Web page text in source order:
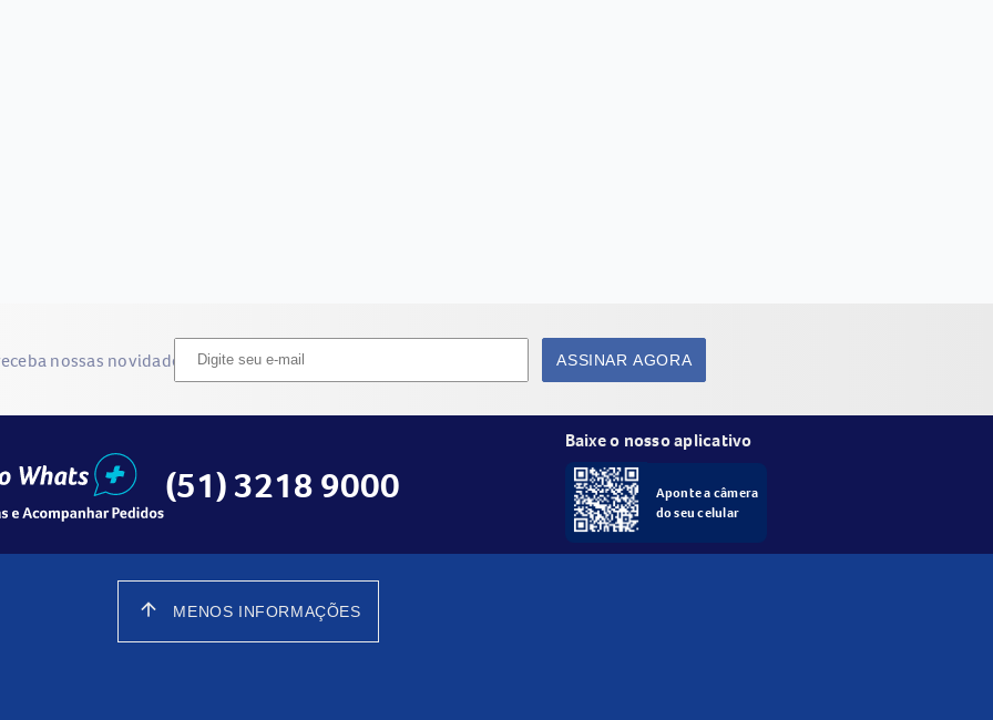
nossas novidades ASSINAR AGORA
(51) 3218 9000
Baixe o nosso aplicativo
Aponte a câmera
do seu celular
arrow_upward MENOS INFORMAÇÕES